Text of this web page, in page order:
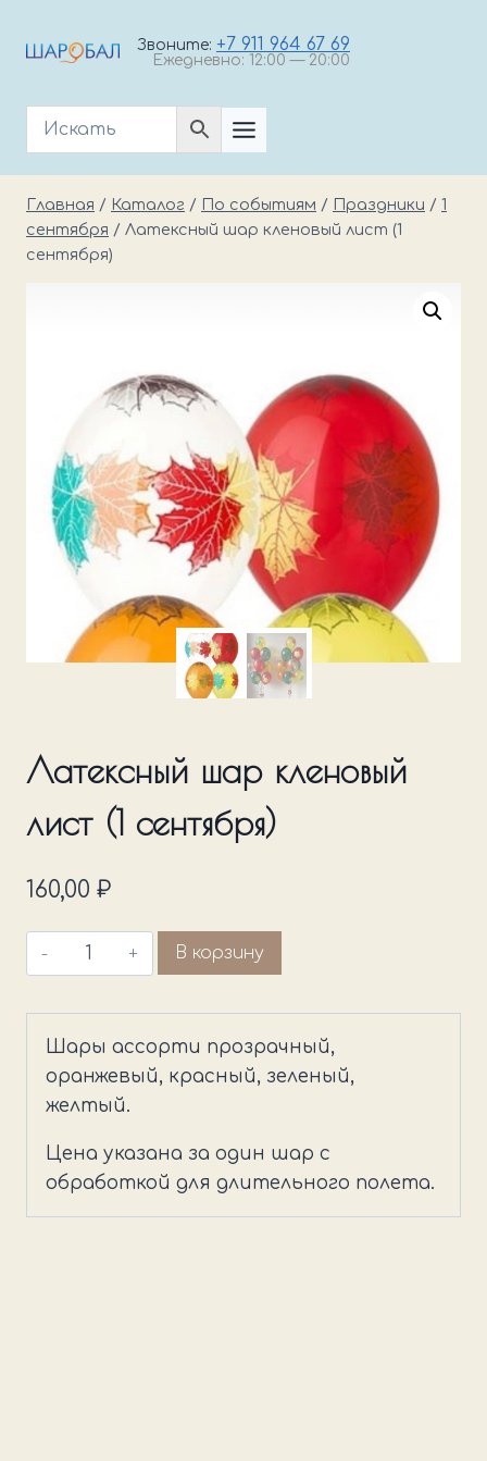
Звоните: +7 911 964 67 69
Ежедневно: 12:00 — 20:00
Главная / Каталог / По событиям / Праздники / 1
сентября / Латексный шар кленовый лист (1
сентября)
Латексный шар кленовый
лист (1 сентября)
160,00 ₽
Количество
товара
кленовый
лист
сентября)
В корзину
Шары ассорти прозрачный,
оранжевый, красный, зеленый,
желтый.
Цена указана за один шар с
обработкой для длительного полета.